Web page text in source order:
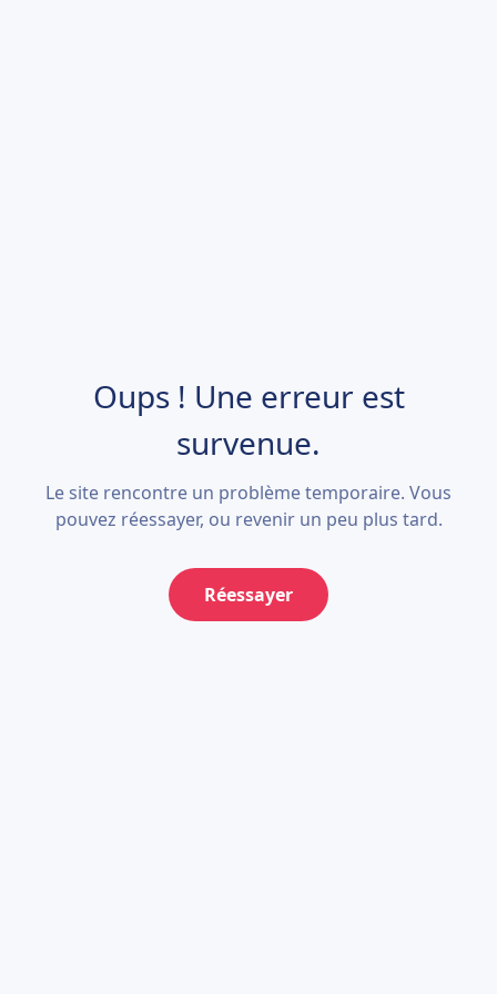
Oups ! Une erreur est
survenue.
Le site rencontre un problème temporaire. Vous
pouvez réessayer, ou revenir un peu plus tard.
Réessayer